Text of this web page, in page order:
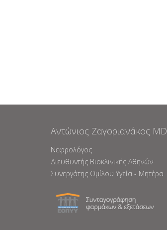
Aντώνιος Ζαγοριανάκος ΜD
Νεφρολόγος
Διευθυντής Βιοκλινικής Αθηνών
Συνεργάτης Ομίλου Υγεία - Μητέρα